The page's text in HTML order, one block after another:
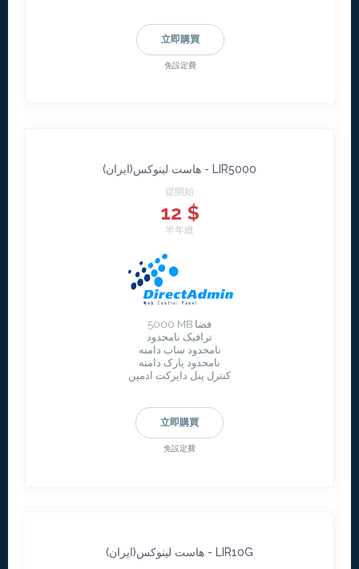
立即購買
免設定費
هاست لينوکس(ايران) - LIR5000
從開始
12 $
半年繳
5000 MB فضا
ترافیک نامحدود
نامحدود ساب دامنه
نامحدود پارک دامنه
کنترل پنل دایرکت ادمین
立即購買
免設定費
هاست لینوکس(ایران) - LIR10G